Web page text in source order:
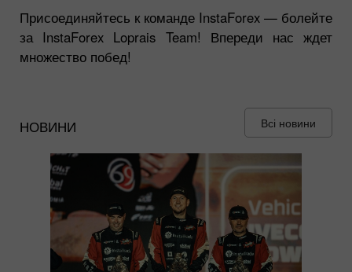
Присоединяйтесь к команде InstaForex — болейте
за InstaForex Loprais Team! Впереди нас ждет
множество побед!
НОВИНИ Всі новини